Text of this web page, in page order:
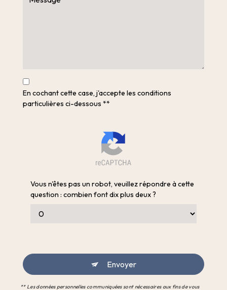
En cochant cette case, j'accepte les conditions
particulières ci-dessous **
Vous n'êtes pas un robot, veuillez répondre à cette
question : combien font dix plus deux ?
Envoyer
** Les données personnelles communiquées sont nécessaires aux fins de vous